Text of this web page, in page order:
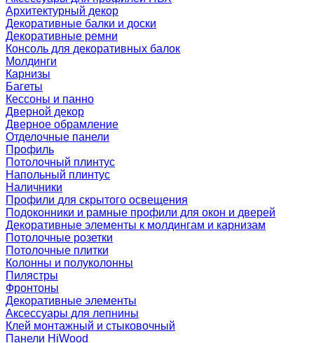
Архитектурный декор
Декоративные балки и доски
Декоративные ремни
Консоль для декоративных балок
Молдинги
Карнизы
Багеты
Кессоны и панно
Дверной декор
Дверное обрамление
Отделочные панели
Профиль
Потолочный плинтус
Напольный плинтус
Наличники
Профили для скрытого освещения
Подоконники и рамные профили для окон и дверей
Декоративные элементы к молдингам и карнизам
Потолочные розетки
Потолочные плитки
Колонны и полуколонны
Пилястры
Фронтоны
Декоративные элементы
Аксессуары для лепнины
Клей монтажный и стыковочный
Панели HiWood